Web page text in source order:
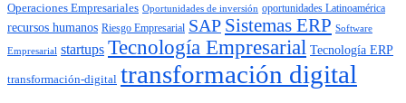
Operaciones Empresariales Oportunidades de inversión oportunidades Latinoamérica
recursos humanos Riesgo Empresarial SAP Sistemas ERP Software
Empresarial startups Tecnología Empresarial Tecnología ERP
transformación-digital transformación digital